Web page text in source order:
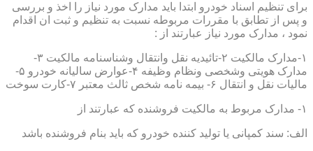
برای تنظیم اسناد خودرو ابتدا باید مدارک مورد نیاز را اخذ و بررسی
و پس از تطابق با مقررات مربوطه نسبت به تنظیم و ثبت ان اقدام
نمود ، مدارک مورد نیاز عبارتند از :
۱-مدارک مالکیت ۲-تائیدیه نقل وانتقال وشناسنامه مالکیت ۳-
مدارک هویتی وشخصی ونظام وظیفه ۴-عوارض سالیانه خودرو ۵-
مالیات نقل و انتقال ۶- بیمه نامه شخص ثالث معتبر ۷-کارت سوخت
۱- مدارک مربوط به مالکیت فروشنده که عبارتند از
الف: سند کمپانی یا تولید کننده خودرو که باید بنام فروشنده باشد